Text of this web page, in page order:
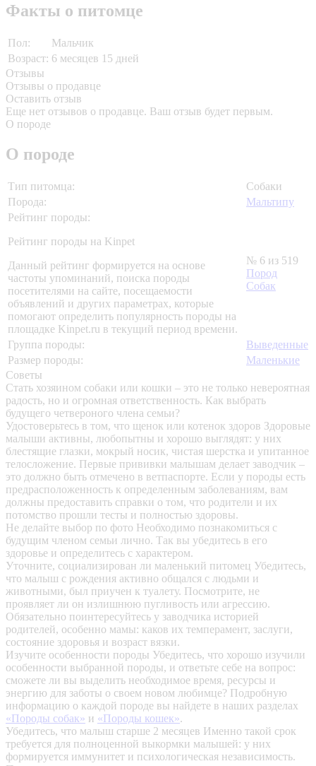
Факты о питомце
Пол:
Мальчик
Возраст: 6 месяцев 15 дней
Отзывы
Отзывы о продавце
Оставить отзыв
Еще нет отзывов о продавце. Ваш отзыв будет первым.
О породе
О породе
Тип питомца:
Собаки
Порода:
Мальтипу
Рейтинг породы:
Рейтинг породы на Kinpet
Данный рейтинг формируется на основе
частоты упоминаний, поиска породы
посетителями на сайте, посещаемости
объявлений и других параметрах, которые
помогают определить популярность породы на
площадке Kinpet.ru в текущий период времени.
№ 6 из 519
Пород
Собак
Группа породы:
Выведенные
Размер породы:
Маленькие
Советы
Стать хозяином собаки или кошки – это не только невероятная
радость, но и огромная ответственность. Как выбрать
будущего четвероного члена семьи?
Удостоверьтесь в том, что щенок или котенок здоров Здоровые
малыши активны, любопытны и хорошо выглядят: у них
блестящие глазки, мокрый носик, чистая шерстка и упитанное
телосложение. Первые прививки малышам делает заводчик –
это должно быть отмечено в ветпаспорте. Если у породы есть
предрасположенность к определенным заболеваниям, вам
должны предоставить справки о том, что родители и их
потомство прошли тесты и полностью здоровы.
Не делайте выбор по фото Необходимо познакомиться с
будущим членом семьи лично. Так вы убедитесь в его
здоровье и определитесь с характером.
Уточните, социализирован ли маленький питомец Убедитесь,
что малыш с рождения активно общался с людьми и
животными, был приучен к туалету. Посмотрите, не
проявляет ли он излишнюю пугливость или агрессию.
Обязательно поинтересуйтесь у заводчика историей
родителей, особенно мамы: каков их темперамент, заслуги,
состояние здоровья и возраст вязки.
Изучите особенности породы Убедитесь, что хорошо изучили
особенности выбранной породы, и ответьте себе на вопрос:
сможете ли вы выделить необходимое время, ресурсы и
энергию для заботы о своем новом любимце? Подробную
информацию о каждой породе вы найдете в наших разделах
«Породы собак» и «Породы кошек».
Убедитесь, что малыш старше 2 месяцев Именно такой срок
требуется для полноценной выкормки малышей: у них
формируется иммунитет и психологическая независимость.